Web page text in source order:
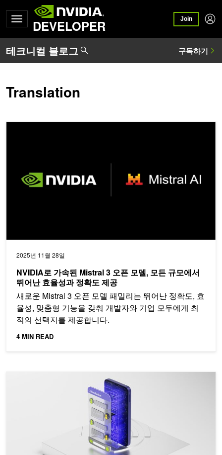
DEVELOPER Join
Translation
2025년 11월 28일
NVIDIA로 가속된 Mistral 3 오픈 모델, 모든 규모에서
뛰어난 효율성과 정확도 제공
새로운 Mistral 3 오픈 모델 패밀리는 뛰어난 정확도, 효
율성, 맞춤형 기능을 갖춰 개발자와 기업 모두에게 최
적의 선택지를 제공합니다.
4 MIN READ
NVIDIA GPU에서 훈련된 Microsoft Phi SLM에 최신 멀티모달 추